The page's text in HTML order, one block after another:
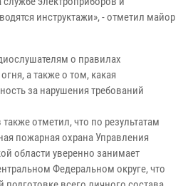
инструктажи», - отметил майор
о правилах
а также о том, какая
за нарушения требований
отметил, что по результатам
пожарная охрана Управления
области уверенно занимает
Федеральном округе, что